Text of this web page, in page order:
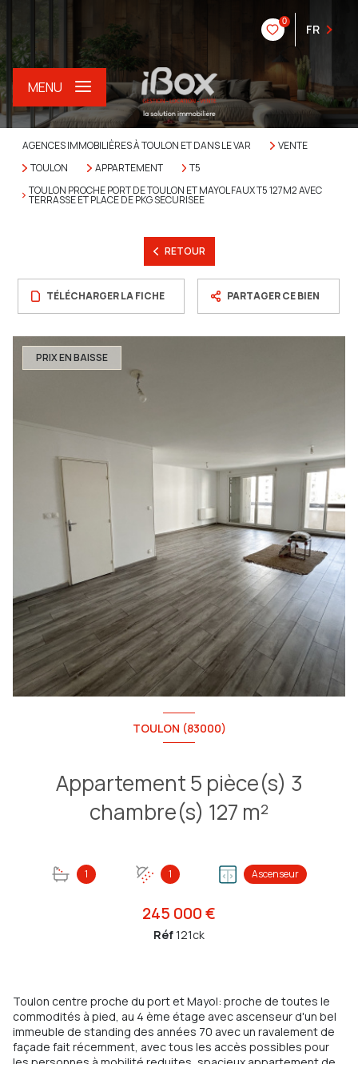
0
FR
MENU
AGENCES IMMOBILIÈRES À TOULON ET DANS LE VAR
VENTE
TOULON
APPARTEMENT
T5
TOULON PROCHE PORT DE TOULON ET MAYOL FAUX T5 127M2 AVEC
TERRASSE ET PLACE DE PKG SECURISEE
RETOUR
TÉLÉCHARGER LA FICHE PARTAGER CE BIEN
PRIX EN BAISSE
TOULON (83000)
Appartement 5 pièce(s) 3
chambre(s) 127 m²
1 1 Ascenseur
245 000 €
Réf121ck
Toulon centre proche du port et Mayol: proche de toutes le
commodités à pied, au 4 ème étage avec ascenseur d'un bel
immeuble de standing des années 70 avec un ravalement de
façade fait récemment, avec tous les accès possibles pour
les personnes à mobilité reduites, spacieux appartement de